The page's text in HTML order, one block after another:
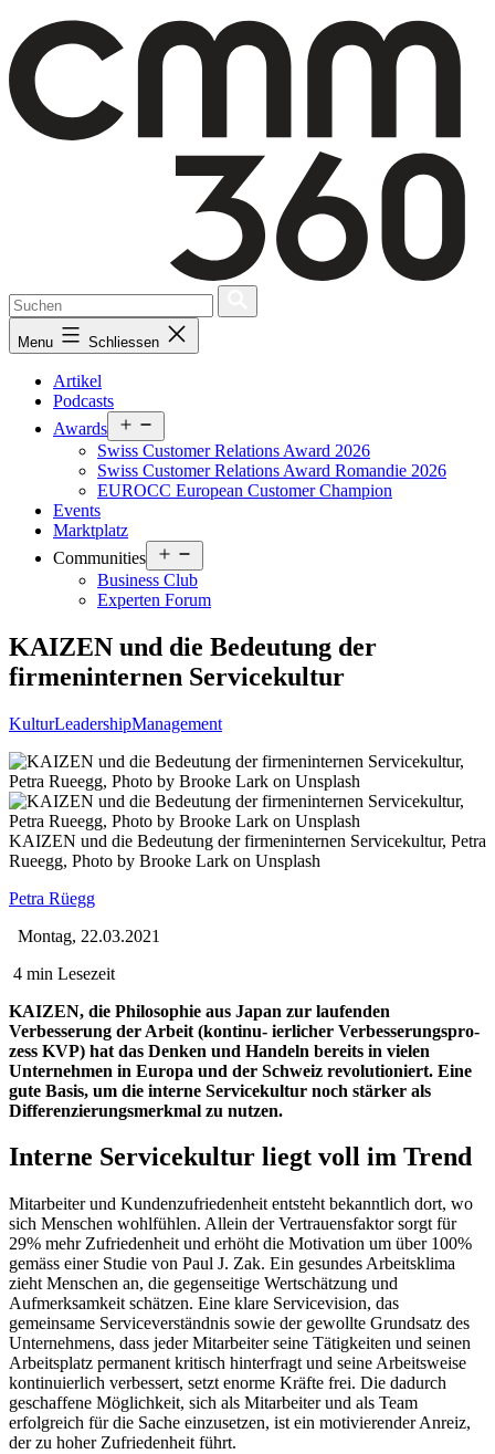
content
Menu Schliessen
Artikel
Podcasts
Awards
menu
Swiss Customer Relations Award 2026
Swiss Customer Relations Award Romandie 2026
EUROCC European Customer Champion
Events
Marktplatz
Communities
menu
Business Club
Experten Forum
KAIZEN und die Bedeutung der
firmeninternen Servicekultur
KulturLeadershipManagement
KAIZEN und die Bedeutung der firmeninternen Servicekultur, Petra
Rueegg, Photo by Brooke Lark on Unsplash
Petra Rüegg
Montag, 22.03.2021
4 min Lesezeit
KAIZEN, die Philosophie aus Japan zur laufenden
Verbesserung der Arbeit (kontinu- ierlicher Verbesserungspro-
zess KVP) hat das Denken und Handeln bereits in vielen
Unternehmen in Europa und der Schweiz revolutioniert. Eine
gute Basis, um die interne Servicekultur noch stärker als
Differenzierungsmerkmal zu nutzen.
Interne Servicekultur liegt voll im Trend
Mitarbeiter und Kundenzufriedenheit entsteht bekanntlich dort, wo
sich Menschen wohlfühlen. Allein der Vertrauensfaktor sorgt für
29% mehr Zufriedenheit und erhöht die Motivation um über 100%
gemäss einer Studie von Paul J. Zak. Ein gesundes Arbeitsklima
zieht Menschen an, die gegenseitige Wertschätzung und
Aufmerksamkeit schätzen. Eine klare Servicevision, das
gemeinsame Serviceverständnis sowie der gewollte Grundsatz des
Unternehmens, dass jeder Mitarbeiter seine Tätigkeiten und seinen
Arbeitsplatz permanent kritisch hinterfragt und seine Arbeitsweise
kontinuierlich verbessert, setzt enorme Kräfte frei. Die dadurch
geschaffene Möglichkeit, sich als Mitarbeiter und als Team
erfolgreich für die Sache einzusetzen, ist ein motivierender Anreiz,
der zu hoher Zufriedenheit führt.